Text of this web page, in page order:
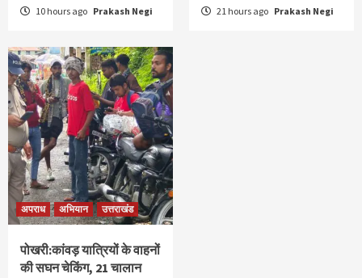
10 hours ago Prakash Negi 21 hours ago Prakash Negi
अपराध अभियान उत्तराखंड
पोखरी:कांवड़ यात्रियों के वाहनों
की सघन चेकिंग, 21 चालान